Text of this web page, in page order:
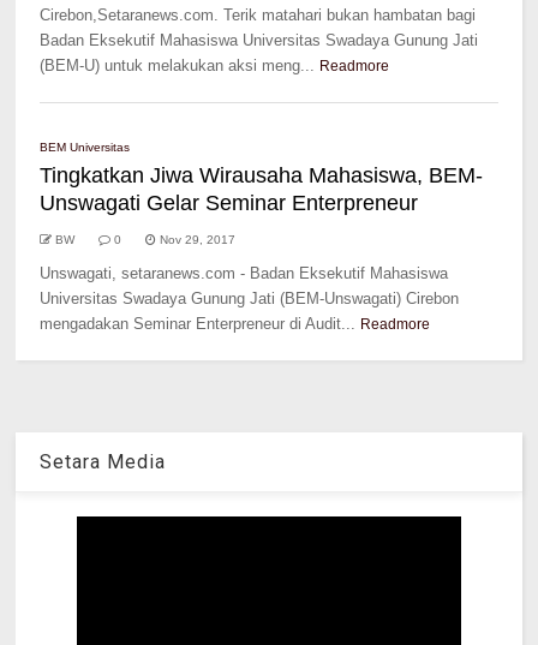
Cirebon,Setaranews.com. Terik matahari bukan hambatan bagi
Badan Eksekutif Mahasiswa Universitas Swadaya Gunung Jati
(BEM-U) untuk melakukan aksi meng... Readmore
BEM Universitas
Tingkatkan Jiwa Wirausaha Mahasiswa, BEM-
Unswagati Gelar Seminar Enterpreneur
BW 0 Nov 29, 2017
Unswagati, setaranews.com - Badan Eksekutif Mahasiswa
Universitas Swadaya Gunung Jati (BEM-Unswagati) Cirebon
mengadakan Seminar Enterpreneur di Audit... Readmore
Setara Media